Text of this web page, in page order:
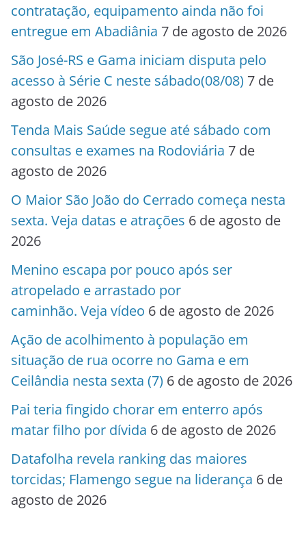
contratação, equipamento ainda não foi
entregue em Abadiânia 7 de agosto de 2026
São José-RS e Gama iniciam disputa pelo
acesso à Série C neste sábado(08/08) 7 de
agosto de 2026
Tenda Mais Saúde segue até sábado com
consultas e exames na Rodoviária 7 de
agosto de 2026
O Maior São João do Cerrado começa nesta
sexta. Veja datas e atrações 6 de agosto de
2026
Menino escapa por pouco após ser
atropelado e arrastado por
caminhão. Veja vídeo 6 de agosto de 2026
Ação de acolhimento à população em
situação de rua ocorre no Gama e em
Ceilândia nesta sexta (7) 6 de agosto de 2026
Pai teria fingido chorar em enterro após
matar filho por dívida 6 de agosto de 2026
Datafolha revela ranking das maiores
torcidas; Flamengo segue na liderança 6 de
agosto de 2026